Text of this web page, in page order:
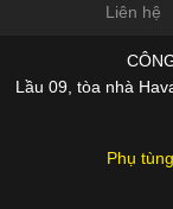
Liên hệ
Lầu 09, tòa nhà
Phụ